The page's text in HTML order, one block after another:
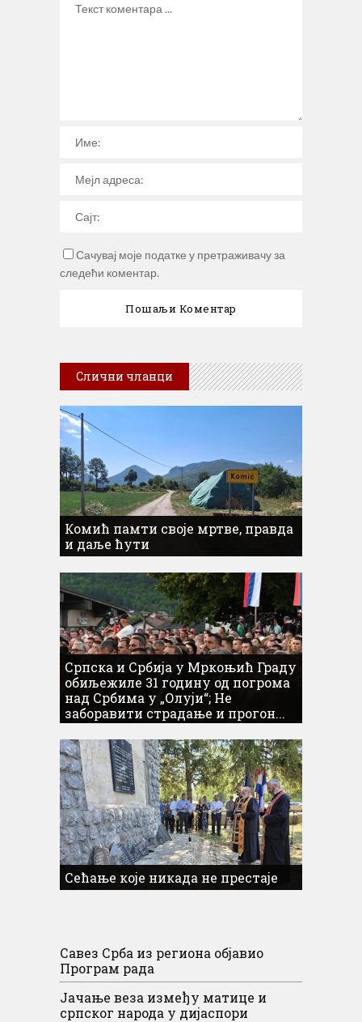
Сачувај моје податке у претраживачу за
следећи коментар.
Слични чланци
Комић памти своје мртве, правда
и даље ћути
Српска и Србија у Мркоњић Граду
обиљежиле 31 годину од погрома
над Србима у „Олуји“; Не
заборавити страдање и прогон...
Сећање које никада не престаје
Савез Срба из региона објавио
Програм рада
Јачање веза између матице и
српског народа у дијаспори